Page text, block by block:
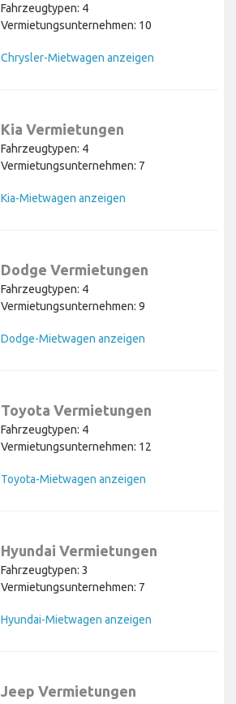
Fahrzeugtypen: 4
Vermietungsunternehmen: 10
Chrysler-Mietwagen anzeigen
Kia Vermietungen
Fahrzeugtypen: 4
Vermietungsunternehmen: 7
Kia-Mietwagen anzeigen
Dodge Vermietungen
Fahrzeugtypen: 4
Vermietungsunternehmen: 9
Dodge-Mietwagen anzeigen
Toyota Vermietungen
Fahrzeugtypen: 4
Vermietungsunternehmen: 12
Toyota-Mietwagen anzeigen
Hyundai Vermietungen
Fahrzeugtypen: 3
Vermietungsunternehmen: 7
Hyundai-Mietwagen anzeigen
Jeep Vermietungen